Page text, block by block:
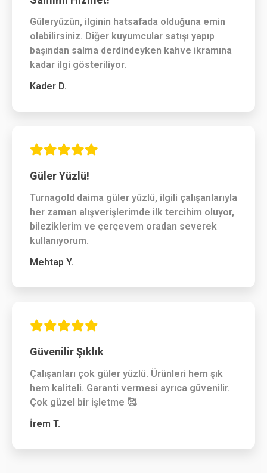
Güleryüzün, ilginin hatsafada olduğuna emin
olabilirsiniz. Diğer kuyumcular satışı yapıp
başından salma derdindeyken kahve ikramına
kadar ilgi gösteriliyor.
Kader D.
Güler Yüzlü!
Turnagold daima güler yüzlü, ilgili çalışanlarıyla
her zaman alışverişlerimde ilk tercihim oluyor,
bileziklerim ve çerçevem oradan severek
kullanıyorum.
Mehtap Y.
Güvenilir Şıklık
Çalışanları çok güler yüzlü. Ürünleri hem şık
hem kaliteli. Garanti vermesi ayrıca güvenilir.
Çok güzel bir işletme 🥰
İrem T.